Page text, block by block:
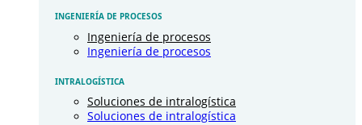
INGENIERÍA DE PROCESOS
Ingeniería de procesos
Ingeniería de procesos
INTRALOGÍSTICA
Soluciones de intralogística
Soluciones de intralogística